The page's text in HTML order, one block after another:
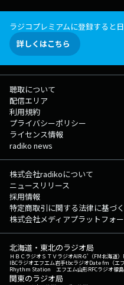
ラジコプレミアムに登録すると
詳しくはこちら
聴取について
配信エリア
利用規約
プライバシーポリシー
ライセンス情報
radiko news
株式会社radikoについて
ニュースリリース
採用情報
特定商取引に関する法律に基づ
株式会社メディアプラットフォ
北海道・東北のラジオ局
ＨＢＣラジオＳＴＶラジオAIR-G'（FM北海道）
IBCラジオエフエム岩手tbcラジオDate fm（エ
Rhythm Station エフエム山形RFCラジオ福島
関東のラジオ局